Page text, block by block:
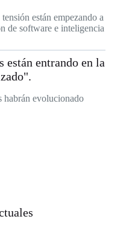
están empezando a
de software e inteligencia
entrando en la
habrán evolucionado